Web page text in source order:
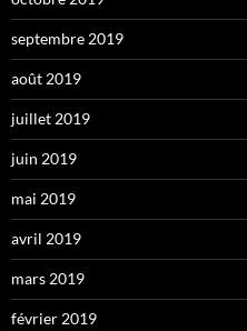
septembre 2019
août 2019
juillet 2019
juin 2019
mai 2019
avril 2019
mars 2019
février 2019